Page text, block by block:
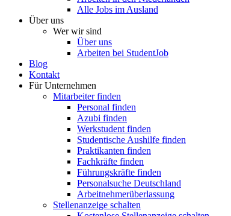
Alle Jobs im Ausland
Über uns
Wer wir sind
Über uns
Arbeiten bei StudentJob
Blog
Kontakt
Für Unternehmen
Mitarbeiter finden
Personal finden
Azubi finden
Werkstudent finden
Studentische Aushilfe finden
Praktikanten finden
Fachkräfte finden
Führungskräfte finden
Personalsuche Deutschland
Arbeitnehmerüberlassung
Stellenanzeige schalten